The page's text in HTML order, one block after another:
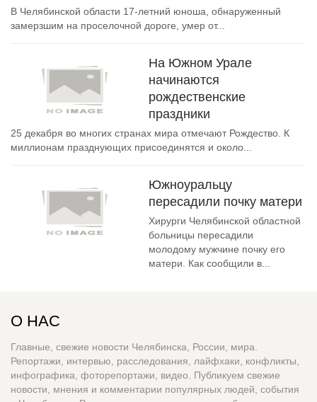
В Челябинской области 17-летний юноша, обнаруженный
замерзшим на проселочной дороге, умер от...
На Южном Урале
начинаются
рождественские
праздники
25 декабря во многих странах мира отмечают Рождество. К
миллионам празднующих присоединятся и около...
Южноуральцу
пересадили почку матери
Хирурги Челябинской областной
больницы пересадили
молодому мужчине почку его
матери. Как сообщили в...
О НАС
Главные, свежие новости Челябинска, России, мира.
Репортажи, интервью, расследования, лайфхаки, конфликты,
инфографика, фоторепортажи, видео. Публикуем свежие
новости, мнения и комментарии популярных людей, события